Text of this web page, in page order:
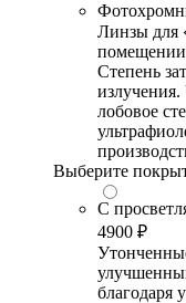
Линзы для
помещении
Степень
лобовое
Выберите
С
4900 ₽
благодаря